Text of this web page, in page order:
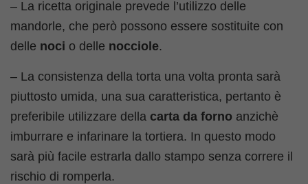
– La ricetta originale prevede l’utilizzo delle
mandorle, che però possono essere sostituite con
delle noci o delle nocciole.
– La consistenza della torta una volta pronta sarà
piuttosto umida, una sua caratteristica, pertanto è
preferibile utilizzare della carta da forno anzichè
imburrare e infarinare la tortiera. In questo modo
sarà più facile estrarla dallo stampo senza correre il
rischio di romperla.